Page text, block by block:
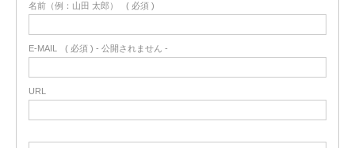
名前（例：山田 太郎） ( 必須 )
E-MAIL ( 必須 ) - 公開されません -
URL